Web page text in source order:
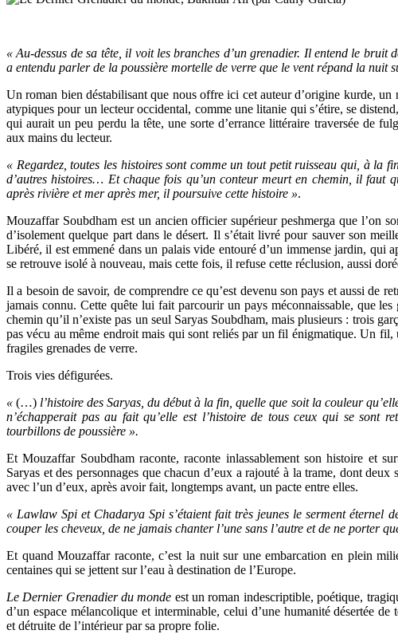
« Au-dessus de sa tête, il voit les branches d’un grenadier. Il entend le
a entendu parler de la poussière mortelle de verre que le vent répand la nuit
Un roman bien déstabilisant que nous offre ici cet auteur d’origine kurde,
atypiques pour un lecteur occidental, comme une litanie qui s’étire, se
qui aurait un peu perdu la tête, une sorte d’errance littéraire traversée de
aux mains du lecteur.
« Regardez, toutes les histoires sont comme un tout petit ruisseau qui, à la
d’autres histoires… Et chaque fois qu’un conteur meurt en chemin, il faut
après rivière et mer après mer, il poursuive cette histoire ».
Mouzaffar Soubdham est un ancien officier supérieur peshmerga que l’on
d’isolement quelque part dans le désert. Il s’était livré pour sauver son
Libéré, il est emmené dans un palais vide entouré d’un immense jardin, qui
se retrouve isolé à nouveau, mais cette fois, il refuse cette réclusion, aussi
Il a besoin de savoir, de comprendre ce qu’est devenu son pays et aussi de
jamais connu. Cette quête lui fait parcourir un pays méconnaissable, que
chemin qu’il n’existe pas un seul Saryas Soubdham, mais plusieurs : trois
pas vécu au même endroit mais qui sont reliés par un fil énigmatique. Un
fragiles grenades de verre.
Trois vies défigurées.
«(…) l’histoire des Saryas, du début à la fin, quelle que soit la couleur
n’échapperait pas au fait qu’elle est l’histoire de tous ceux qui se sont
tourbillons de poussière ».
Et Mouzaffar Soubdham raconte, raconte inlassablement son histoire et
Saryas et des personnages que chacun d’eux a rajouté à la trame, dont
avec l’un d’eux, après avoir fait, longtemps avant, un pacte entre elles.
« Lawlaw Spi et Chadarya Spi s’étaient fait très jeunes le serment éternel
couper les cheveux, de ne jamais chanter l’une sans l’autre et de ne porter
Et quand Mouzaffar raconte, c’est la nuit sur une embarcation en plein
centaines qui se jettent sur l’eau à destination de l’Europe.
Le Dernier Grenadier du monde est un roman indescriptible, poétique,
d’un espace mélancolique et interminable, celui d’une humanité désertée
et détruite de l’intérieur par sa propre folie.